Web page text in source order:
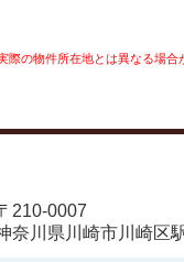
の物件所在地とは異なる場合
210-0007
奈川県川崎市川崎区